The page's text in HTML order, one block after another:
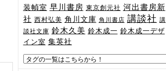
装幀室 早川書房 東京創元社 河出書房新
社 西村弘美 角川文庫 角川書店 講談社 講
談社文庫 鈴木久美 鈴木成一 鈴木成一デザ
イン室 集英社